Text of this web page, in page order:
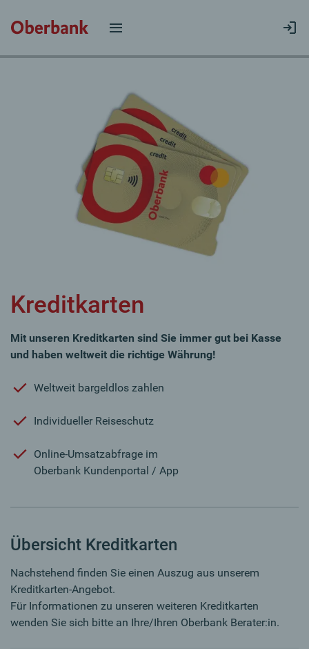
Kreditkarten
Mit unseren Kreditkarten sind Sie immer gut bei Kasse
und haben weltweit die richtige Währung!
Weltweit bargeldlos zahlen
Individueller Reiseschutz
Online-Umsatzabfrage im
Oberbank Kundenportal / App
Übersicht Kreditkarten
Nachstehend finden Sie einen Auszug aus unserem
Kreditkarten-Angebot.
Für Informationen zu unseren weiteren Kreditkarten
wenden Sie sich bitte an Ihre/Ihren Oberbank Berater:in.